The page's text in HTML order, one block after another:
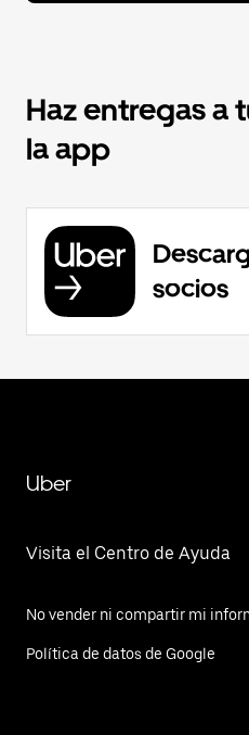
Haz entregas a
la app
socios
Uber
Visita el Centro de Ayuda
No vender ni compartir mi
Política de datos de Google